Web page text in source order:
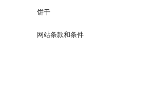
饼干
网站条款和条件